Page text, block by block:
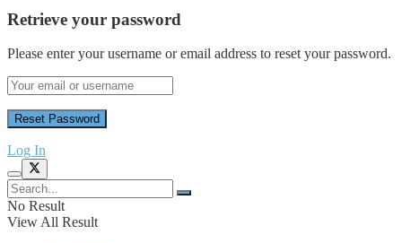
Retrieve your password
Please enter your username or email address to reset your password.
Log In
No Result
View All Result